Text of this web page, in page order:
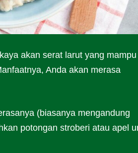
akan serat larut yang mampu
Anda akan merasa
(biasanya mengandung
potongan stroberi atau apel